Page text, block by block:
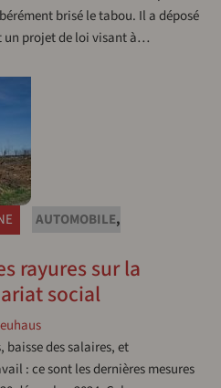
brisé le tabou. Il a déposé
un projet de loi visant à…
AUTOMOBILE,
rayures sur la
social
baisse des salaires, et
: ce sont les dernières mesures